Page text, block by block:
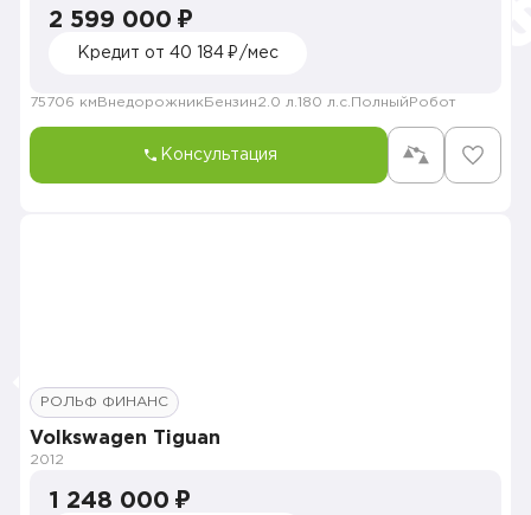
2 599 000 ₽
Кредит от 40 184 ₽/мес
75706 км Внедорожник Бензин2.0 л. 180 л.с. Полный Робот
Консультация
РОЛЬФ ФИНАНС
Volkswagen Tiguan
2012
1 248 000 ₽